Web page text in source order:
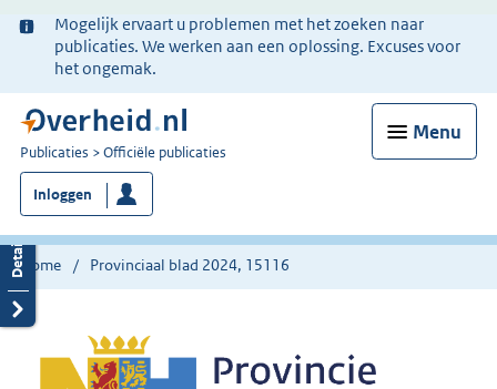
Ter
informatie:
Mogelijk ervaart u problemen met het zoeken naar
publicaties. We werken aan een oplossing. Excuses voor
het ongemak.
Menu
U
bent
nu
hier:
Publicaties Officiële publicaties
Inloggen
Home Provinciaal blad 2024, 15116